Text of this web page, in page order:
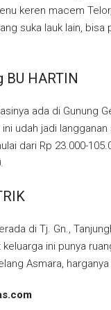
keren macem
suka lauk lain,
BU HARTIN
ada di Gunung
udah jadi
dari Rp 23.000-
di Tj. Gn.,
ini punya
Asmara,